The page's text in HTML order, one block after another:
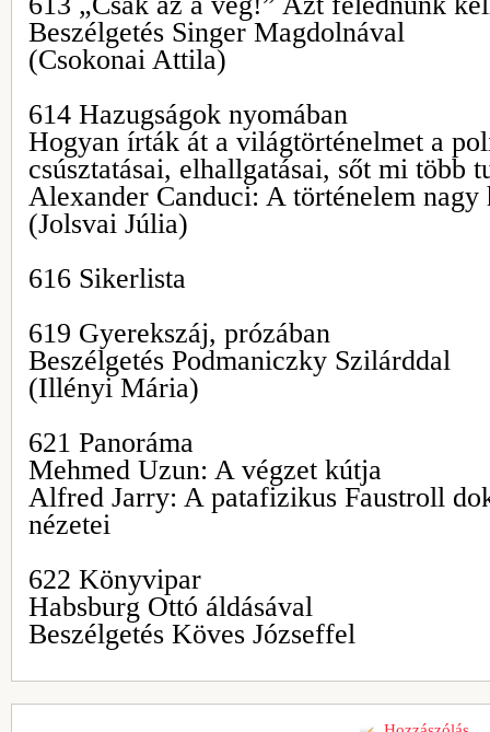
Beszélgetés Singer Magdolnával
(Csokonai Attila)
614 Hazugságok nyomában
Hogyan írták át a világtörténelmet a
csúsztatásai, elhallgatásai, sőt mi több
Alexander Canduci: A történelem nagy
(Jolsvai Júlia)
616 Sikerlista
619 Gyerekszáj, prózában
Beszélgetés Podmaniczky Szilárddal
(Illényi Mária)
621 Panoráma
Mehmed Uzun: A végzet kútja
Alfred Jarry: A patafizikus Faustroll
nézetei
622 Könyvipar
Habsburg Ottó áldásával
Beszélgetés Köves Józseffel